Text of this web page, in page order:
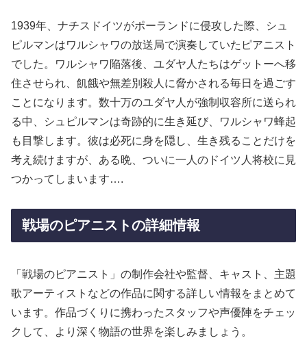
1939年、ナチスドイツがポーランドに侵攻した際、シュ
ピルマンはワルシャワの放送局で演奏していたピアニスト
でした。ワルシャワ陥落後、ユダヤ人たちはゲットーへ移
住させられ、飢餓や無差別殺人に脅かされる毎日を過ごす
ことになります。数十万のユダヤ人が強制収容所に送られ
る中、シュピルマンは奇跡的に生き延び、ワルシャワ蜂起
も目撃します。彼は必死に身を隠し、生き残ることだけを
考え続けますが、ある晩、ついに一人のドイツ人将校に見
つかってしまいます….
戦場のピアニストの詳細情報
「戦場のピアニスト」の制作会社や監督、キャスト、主題
歌アーティストなどの作品に関する詳しい情報をまとめて
います。作品づくりに携わったスタッフや声優陣をチェッ
クして、より深く物語の世界を楽しみましょう。